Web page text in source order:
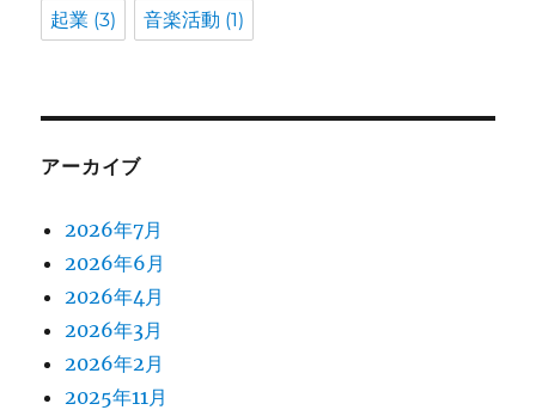
起業 (3) 音楽活動 (1)
アーカイブ
2026年7月
2026年6月
2026年4月
2026年3月
2026年2月
2025年11月